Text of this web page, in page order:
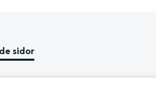
sidor